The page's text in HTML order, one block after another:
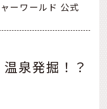
ーワールド 公式
泉発掘！？